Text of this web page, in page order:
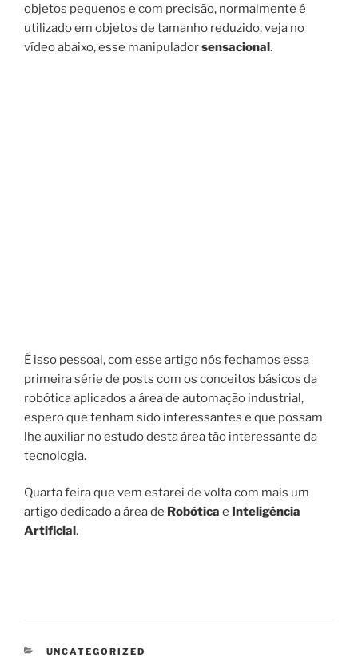
objetos pequenos e com precisão, normalmente é
utilizado em objetos de tamanho reduzido, veja no
vídeo abaixo, esse manipuladorsensacional.
É isso pessoal, com esse artigo nós fechamos essa
primeira série de posts com os conceitos básicos da
robótica aplicados a área de automação industrial,
espero que tenham sido interessantes e que possam
lhe auxiliar no estudo desta área tão interessante da
tecnologia.
Quarta feira que vem estarei de volta com mais um
artigo dedicado a área de Robótica e Inteligência
Artificial.
CATEGORIAS
UNCATEGORIZED